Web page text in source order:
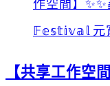
【共享工作空